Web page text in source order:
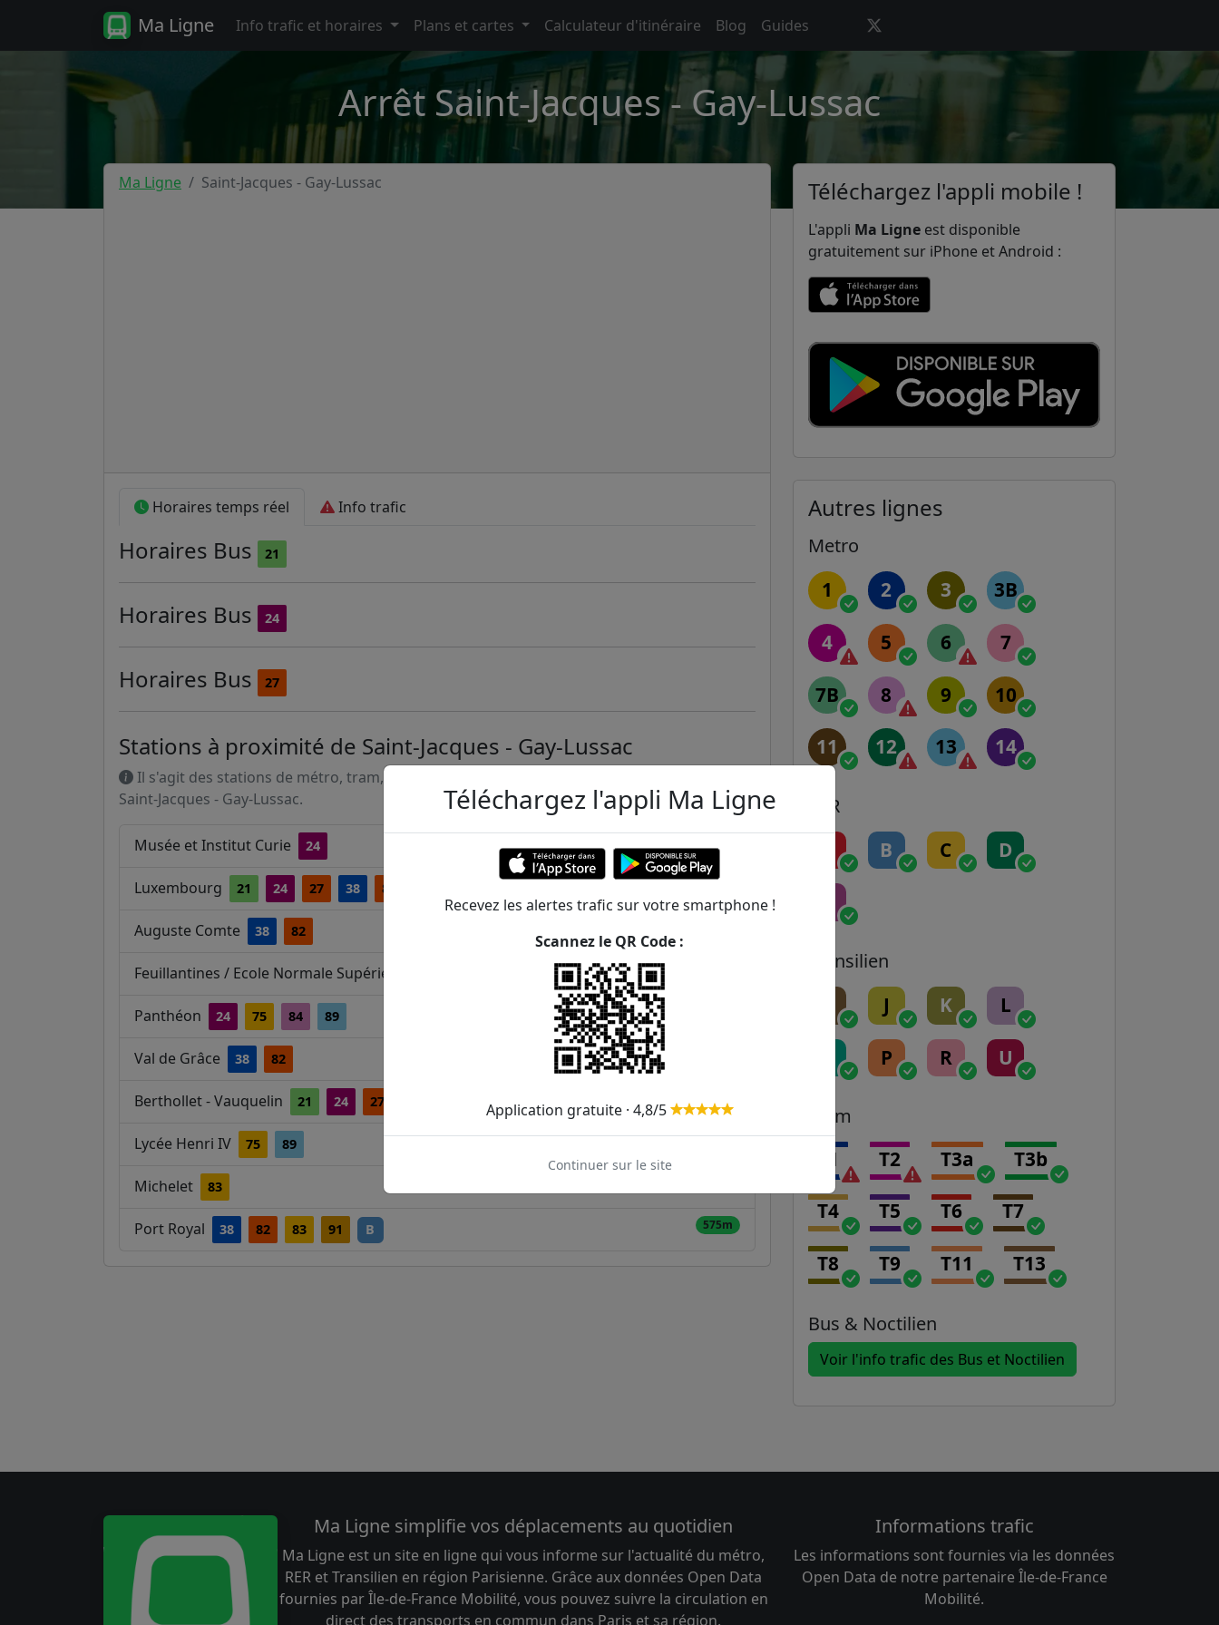
Ma Ligne Info trafic et horaires Plans et cartes Calculateur d'itinéraire Blog Guides
Arrêt Saint-Jacques - Gay-Lussac
Ma Ligne Saint-Jacques - Gay-Lussac
Horaires temps réel Info trafic
Horaires Bus 21
Horaires Bus 24
Horaires Bus 27
Stations à proximité de Saint-Jacques - Gay-Lussac
Il s'agit des stations de métro, tram, RER et transilien situées à moins de 1km de la gare
Saint-Jacques - Gay-Lussac.
Musée et Institut Curie 24
Luxembourg 21 24 27 38 82 241m
Auguste Comte 38 82
Feuillantines / Ecole Normale Supérieure
Panthéon 24 75 84 89
Val de Grâce 38 82
Berthollet - Vauquelin 21 24 27
Lycée Henri IV 75 89 537m
Michelet 83
Port Royal 38 82 83 91 B 575m
Téléchargez l'appli mobile !
L'appli Ma Ligne est disponible
gratuitement sur iPhone et Android :
Autres lignes
Metro
1 2 3 3B
4 5 6 7
7B 8 9 10
11 12 13 14
RER
B C D
Transilien
J K L
P R U
Tram
T1 T2 T3a T3b
T4 T5 T6 T7
T8 T9 T11 T13
Bus & Noctilien
Voir l'info trafic des Bus et Noctilien
Ma Ligne simplifie vos déplacements au quotidien
Ma Ligne est un site en ligne qui vous informe sur l'actualité du métro,
RER et Transilien en région Parisienne. Grâce aux données Open Data
fournies par Île-de-France Mobilité, vous pouvez suivre la circulation en
direct des transports en commun dans Paris et sa région.
Informations trafic
Les informations sont fournies via les données
Open Data de notre partenaire Île-de-France
Mobilité.
Téléchargez l'appli Ma Ligne
Recevez les alertes trafic sur votre smartphone !
Scannez le QR Code :
Application gratuite · 4,8/5
Continuer sur le site